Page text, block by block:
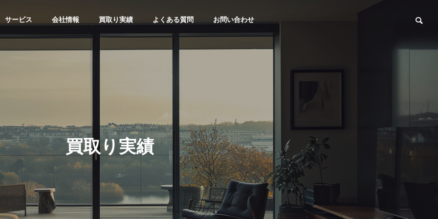
サービス 会社情報 買取り実績 よくある質問 お問い合わせ
買取り実績